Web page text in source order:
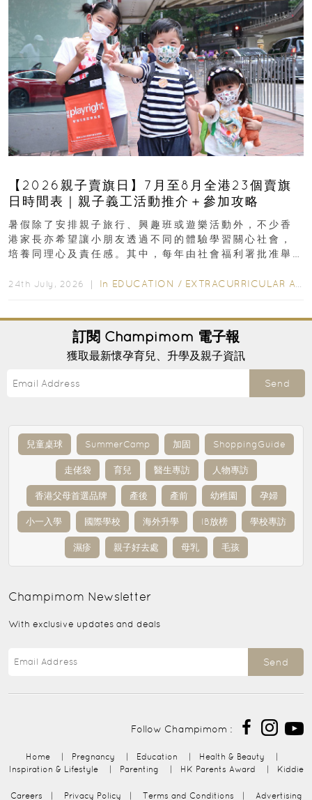
【2026親子賣旗日】7月至8月全港23個賣旗
日時間表｜親子義工活動推介＋參加攻略
暑假除了安排親子旅行、興趣班或遊樂活動外，不少香
港家長亦希望讓小朋友透過不同的體驗學習關心社會，
培養同理心及責任感。其中，每年由社會福利署批准舉
24th July, 2026 ｜ In EDUCATION / EXTRACURRICULAR ACTIVITIES
訂閱 Champimom 電子報
獲取最新懷孕育兒、升學及親子資訊
Send
兒童桌球 SummerCamp 加固 ShoppingGuide
走佬袋 育兒 醫生專訪 人物專訪
香港父母首選品牌 產後 產前 幼稚園 孕婦
小一入學 國際學校 海外升學 IB放榜 學校專訪
濕疹 親子好去處 母乳 毛孩
Champimom Newsletter
With exclusive updates and deals
Send
Follow Champimom :
Home Pregnancy Education Health & Beauty
Inspiration & Lifestyle
Parenting HK Parents Award Kiddie
Careers Privacy Policy Terms and Conditions Advertising